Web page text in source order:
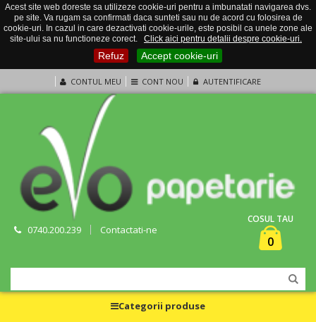
Acest site web doreste sa utilizeze cookie-uri pentru a imbunatati navigarea dvs.
pe site. Va rugam sa confirmati daca sunteti sau nu de acord cu folosirea de
cookie-uri. In cazul in care dezactivati cookie-urile, este posibil ca unele zone ale
site-ului sa nu functioneze corect.
Click aici pentru detalii despre cookie-uri.
Refuz Accept cookie-uri
CONTUL MEU CONT NOU AUTENTIFICARE
0740.200.239 Contactati-ne
COSUL TAU
0
Categorii produse